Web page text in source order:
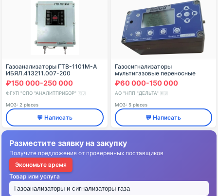
Газоанализаторы ГТВ-1101М-А
ИБЯЛ.413211.007-200
₽150 000-250 000
ФГУП "СПО "АНАЛИТПРИБОР" 🇷🇺
МОЗ: 2 pieces
💬 Написать
Газосигнализаторы
мультигазовые переносные
серии ИГС-98 "Комета-М"
₽60 000-150 000
АО "НПП "ДЕЛЬТА" 🇷🇺
МОЗ: 5 pieces
💬 Написать
Разместите заявку на закупку
Получите предложения от проверенных поставщиков
Экономьте время
Товар или услуга